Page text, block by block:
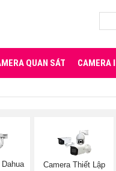
QUAN SÁT CAMERA
Camera Thiết Lập